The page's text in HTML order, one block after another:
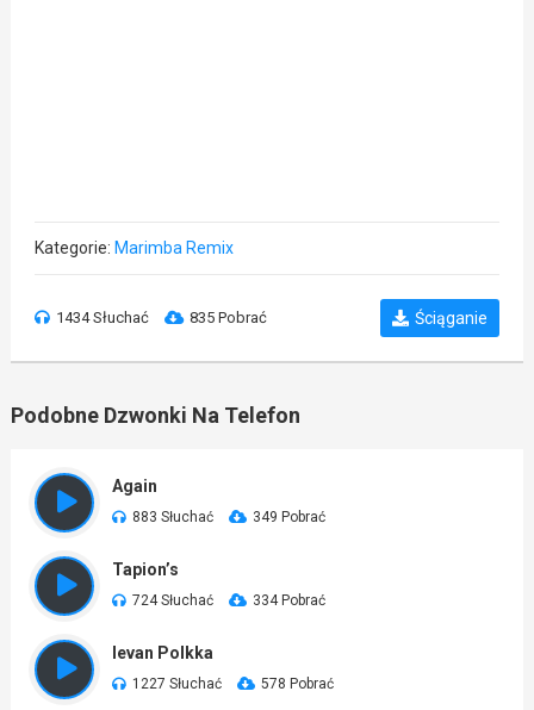
Kategorie: Marimba Remix
1434 Słuchać 835 Pobrać Ściąganie
Podobne Dzwonki Na Telefon
Again
883 Słuchać 349 Pobrać
Tapion’s
724 Słuchać 334 Pobrać
Ievan Polkka
1227 Słuchać 578 Pobrać